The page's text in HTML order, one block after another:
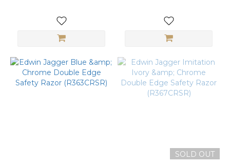
SOLD OUT